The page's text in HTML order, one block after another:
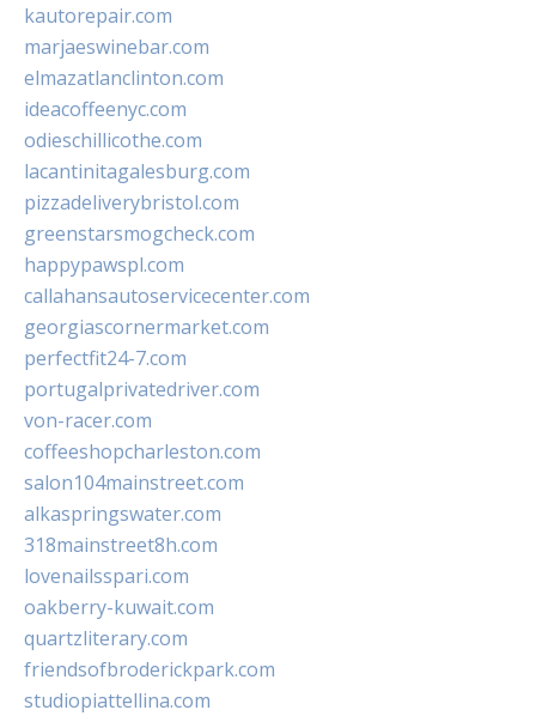
kautorepair.com
marjaeswinebar.com
elmazatlanclinton.com
ideacoffeenyc.com
odieschillicothe.com
lacantinitagalesburg.com
pizzadeliverybristol.com
greenstarsmogcheck.com
happypawspl.com
callahansautoservicecenter.com
georgiascornermarket.com
perfectfit24-7.com
portugalprivatedriver.com
von-racer.com
coffeeshopcharleston.com
salon104mainstreet.com
alkaspringswater.com
318mainstreet8h.com
lovenailsspari.com
oakberry-kuwait.com
quartzliterary.com
friendsofbroderickpark.com
studiopiattellina.com